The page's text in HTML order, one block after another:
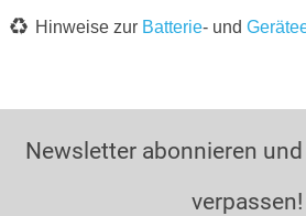
Hinweise zur Batterie- und
Newsletter abonnieren
verpassen!